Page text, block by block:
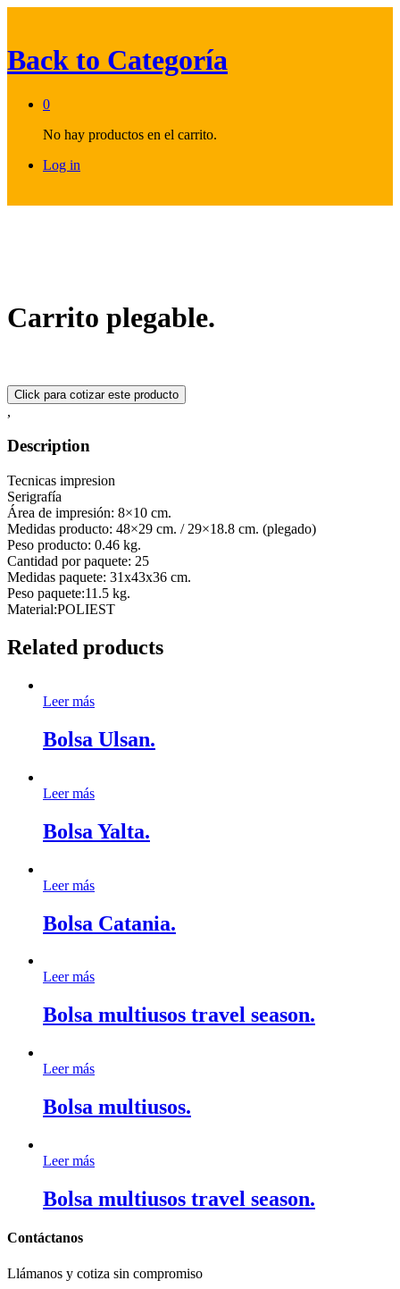
Back to Categoría
0
No hay productos en el carrito.
Log in
Carrito plegable.
,
Description
Tecnicas impresion
Serigrafía
Área de impresión: 8×10 cm.
Medidas producto: 48×29 cm. / 29×18.8 cm. (plegado)
Peso producto: 0.46 kg.
Cantidad por paquete: 25
Medidas paquete: 31x43x36 cm.
Peso paquete:11.5 kg.
Material:POLIEST
Related products
Leer más
Bolsa Ulsan.
Leer más
Bolsa Yalta.
Leer más
Bolsa Catania.
Leer más
Bolsa multiusos travel season.
Leer más
Bolsa multiusos.
Leer más
Bolsa multiusos travel season.
Contáctanos
Llámanos y cotiza sin compromiso